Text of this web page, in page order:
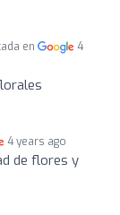
en
4
4 years ago
de flores y